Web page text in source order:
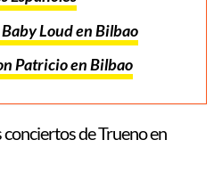
Loud en Bilbao
Patricio en Bilbao
de Trueno en